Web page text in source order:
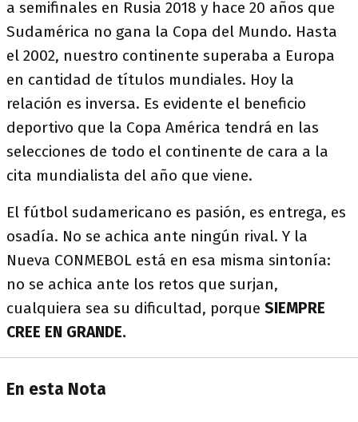
a semifinales en Rusia 2018 y hace 20 años que
Sudamérica no gana la Copa del Mundo. Hasta
el 2002, nuestro continente superaba a Europa
en cantidad de títulos mundiales. Hoy la
relación es inversa. Es evidente el beneficio
deportivo que la Copa América tendrá en las
selecciones de todo el continente de cara a la
cita mundialista del año que viene.
El fútbol sudamericano es pasión, es entrega, es
osadía. No se achica ante ningún rival. Y la
Nueva CONMEBOL está en esa misma sintonía:
no se achica ante los retos que surjan,
cualquiera sea su dificultad, porque SIEMPRE
CREE EN GRANDE.
En esta Nota